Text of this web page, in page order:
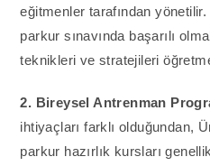
eğitmenler tarafından
parkur sınavında başarılı
teknikleri ve stratejileri
2. Bireysel Antrenman
ihtiyaçları farklı olduğundan,
parkur hazırlık kursları